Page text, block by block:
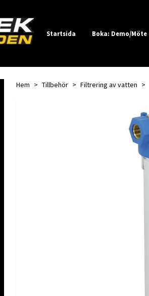
Startsida Boka: Demo/Möte
Hem Tillbehör Filtrering av vatten